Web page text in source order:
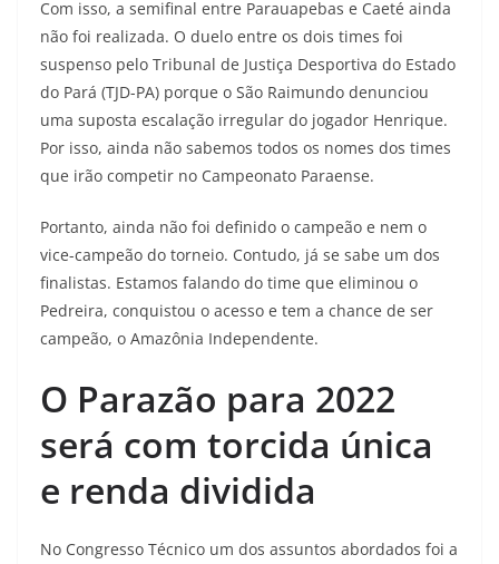
Com isso, a semifinal entre Parauapebas e Caeté ainda
não foi realizada. O duelo entre os dois times foi
suspenso pelo Tribunal de Justiça Desportiva do Estado
do Pará (TJD-PA) porque o São Raimundo denunciou
uma suposta escalação irregular do jogador Henrique.
Por isso, ainda não sabemos todos os nomes dos times
que irão competir no Campeonato Paraense.
Portanto, ainda não foi definido o campeão e nem o
vice-campeão do torneio. Contudo, já se sabe um dos
finalistas. Estamos falando do time que eliminou o
Pedreira, conquistou o acesso e tem a chance de ser
campeão, o Amazônia Independente.
O Parazão para 2022
será com torcida única
e renda dividida
No Congresso Técnico um dos assuntos abordados foi a